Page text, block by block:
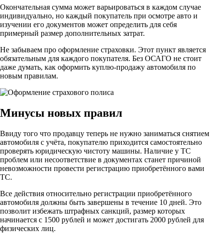
Окончательная сумма может варьироваться в каждом случае
индивидуально, но каждый покупатель при осмотре авто и
изучении его документов может определить для себя
примерный размер дополнительных затрат.
Не забываем про оформление страховки. Этот пункт является
обязательным для каждого покупателя. Без ОСАГО не стоит
даже думать, как оформить куплю-продажу автомобиля по
новым правилам.
Минусы новых правил
Ввиду того что продавцу теперь не нужно заниматься снятием
автомобиля с учёта, покупателю приходится самостоятельно
проверять юридическую чистоту машины. Наличие у ТС
проблем или несоответствие в документах станет причиной
невозможности провести регистрацию приобретённого вами
ТС.
Все действия относительно регистрации приобретённого
автомобиля должны быть завершены в течение 10 дней. Это
позволит избежать штрафных санкций, размер которых
начинается с 1500 рублей и может достигать 2000 рублей для
физических лиц.